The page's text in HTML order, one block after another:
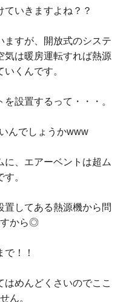
ていきますよね？？
ますが、開放式のシステ
気は暖房運転すれば熱源
くんです。
設置するって・・・。
んでしょうかwww
に、エアーベントは超ム
。
置してある熱源機から問
すから◎
！！
めんどくさいのでここ
ん。